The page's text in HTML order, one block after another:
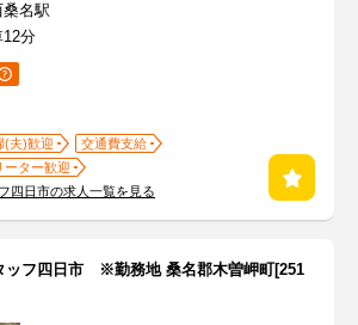
桑名駅
12分
(夫)歓迎
交通費支給
ーター歓迎
四日市の求人一覧を見る
ッフ四日市 ※勤務地 桑名郡木曽岬町[251